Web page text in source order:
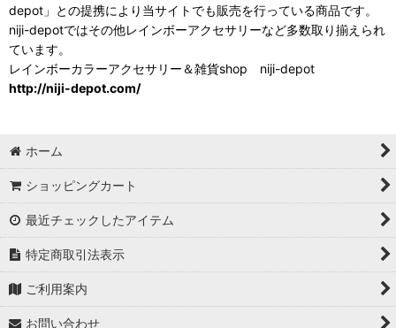
depot」との提携により当サイトでも販売を行っている商品です。
niji-depotではその他レインボーアクセサリーなど多数取り揃えられ
ています。
レインボーカラーアクセサリー＆雑貨shop niji-depot
http://niji-depot.com/
ホーム
ショッピングカート
最近チェックしたアイテム
特定商取引法表示
ご利用案内
お問い合わせ